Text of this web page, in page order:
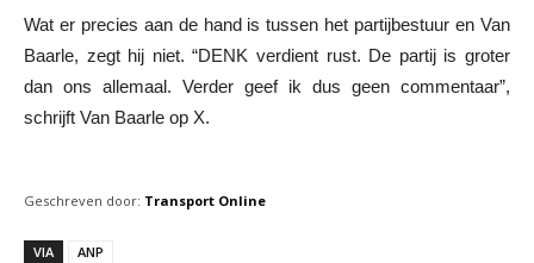
Wat er precies aan de hand is tussen het partijbestuur en Van
Baarle, zegt hij niet. “DENK verdient rust. De partij is groter
dan ons allemaal. Verder geef ik dus geen commentaar”,
schrijft Van Baarle op X.
Geschreven door: Transport Online
VIA
ANP